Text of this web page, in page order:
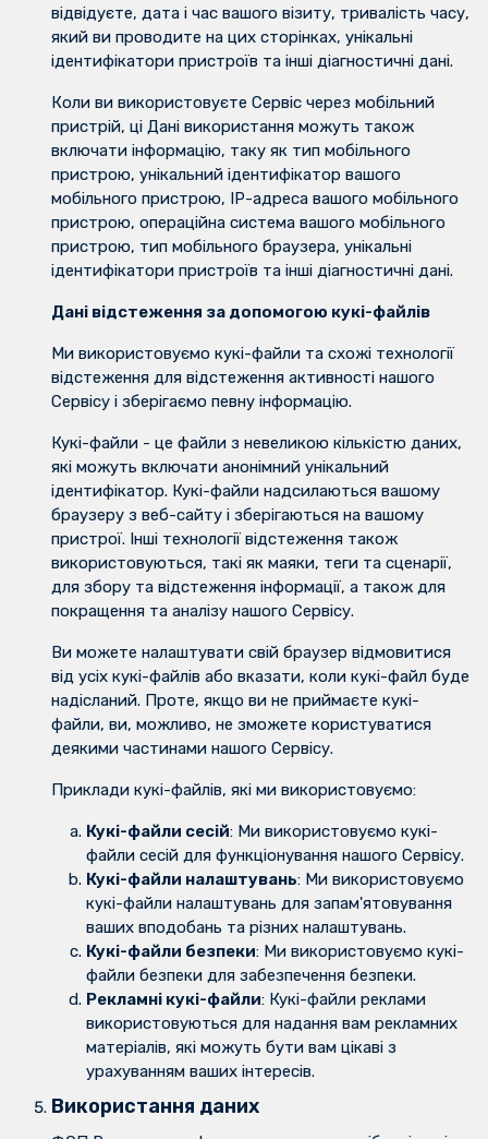
відвідуєте, дата і час вашого візиту, тривалість часу,
який ви проводите на цих сторінках, унікальні
ідентифікатори пристроїв та інші діагностичні дані.
Коли ви використовуєте Сервіс через мобільний
пристрій, ці Дані використання можуть також
включати інформацію, таку як тип мобільного
пристрою, унікальний ідентифікатор вашого
мобільного пристрою, IP-адреса вашого мобільного
пристрою, операційна система вашого мобільного
пристрою, тип мобільного браузера, унікальні
ідентифікатори пристроїв та інші діагностичні дані.
Дані відстеження за допомогою кукі-файлів
Ми використовуємо кукі-файли та схожі технології
відстеження для відстеження активності нашого
Сервісу і зберігаємо певну інформацію.
Кукі-файли - це файли з невеликою кількістю даних,
які можуть включати анонімний унікальний
ідентифікатор. Кукі-файли надсилаються вашому
браузеру з веб-сайту і зберігаються на вашому
пристрої. Інші технології відстеження також
використовуються, такі як маяки, теги та сценарії,
для збору та відстеження інформації, а також для
покращення та аналізу нашого Сервісу.
Ви можете налаштувати свій браузер відмовитися
від усіх кукі-файлів або вказати, коли кукі-файл буде
надісланий. Проте, якщо ви не приймаєте кукі-
файли, ви, можливо, не зможете користуватися
деякими частинами нашого Сервісу.
Приклади кукі-файлів, які ми використовуємо:
Кукі-файли сесій: Ми використовуємо кукі-
файли сесій для функціонування нашого Сервісу.
Кукі-файли налаштувань: Ми використовуємо
кукі-файли налаштувань для запам'ятовування
ваших вподобань та різних налаштувань.
Кукі-файли безпеки: Ми використовуємо кукі-
файли безпеки для забезпечення безпеки.
Рекламні кукі-файли: Кукі-файли реклами
використовуються для надання вам рекламних
матеріалів, які можуть бути вам цікаві з
урахуванням ваших інтересів.
Використання даних